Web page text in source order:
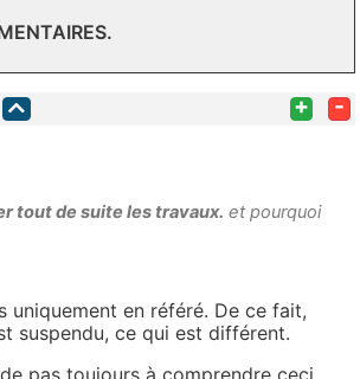
+ -
tout de suite les travaux. et pourquoi
uniquement en référé. De ce fait,
suspendu, ce qui est différent.
pas toujours à comprendre ceci